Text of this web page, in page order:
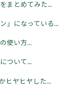
まとめてみた...
」になっている...
使い方...
ついて...
ヒヤヒヤした...